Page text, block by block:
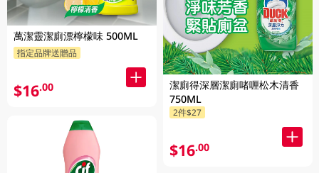
萬潔靈潔廁漂檸檬味 500ML
指定品牌送贈品
$16.00
潔廁得深層潔廁啫喱松木清香
750ML
2件$27
$16.00